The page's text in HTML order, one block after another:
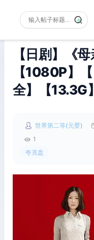
【日剧】《
【1080P】
全】【13.3G】
世界第二等(元婴)
1
夸克盘